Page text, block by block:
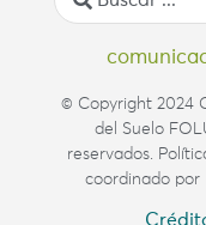
© Copyright 2024
del Suelo
reservados.
coordinado por